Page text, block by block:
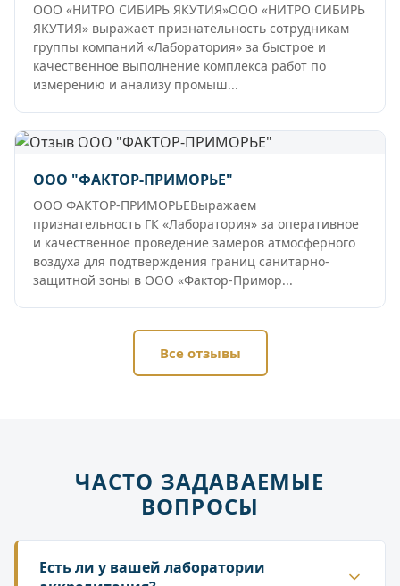
ООО «НИТРО СИБИРЬ ЯКУТИЯ»ООО «НИТРО СИБИРЬ
ЯКУТИЯ» выражает признательность сотрудникам
группы компаний «Лаборатория» за быстрое и
качественное выполнение комплекса работ по
измерению и анализу промыш...
ООО "ФАКТОР-ПРИМОРЬЕ"
ООО ФАКТОР-ПРИМОРЬЕВыражаем
признательность ГК «Лаборатория» за оперативное
и качественное проведение замеров атмосферного
воздуха для подтверждения границ санитарно-
защитной зоны в ООО «Фактор-Примор...
Все отзывы
ЧАСТО ЗАДАВАЕМЫЕ
ВОПРОСЫ
Есть ли у вашей лаборатории